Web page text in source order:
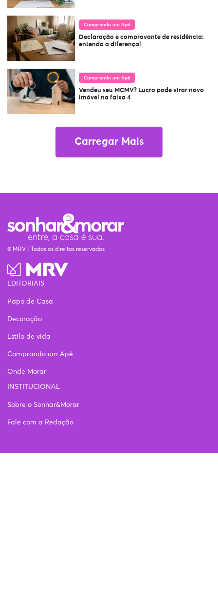
Comprando um Apê
Declaração e comprovante de residência:
entenda a diferença!
Comprando um Apê
Vendeu seu MCMV? Lucro pode virar novo
imóvel na faixa 4
Carregar Mais
© MRV | Todos os direitos reservados
EDITORIAIS
Papo de Casa
Decoração
Estilo de vida
Comprando um Apê
Onde Morar
INSTITUCIONAL
Sobre o Sonhar&Morar
Fale com a Redação